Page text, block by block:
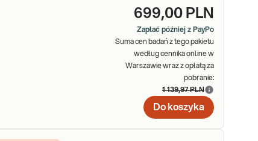
699,00 PLN
Zapłać później z PayPo
Suma cen badań z tego pakietu
według cennika online w
Warszawie wraz z opłatą za
pobranie:
1 139,97 PLN
Do koszyka